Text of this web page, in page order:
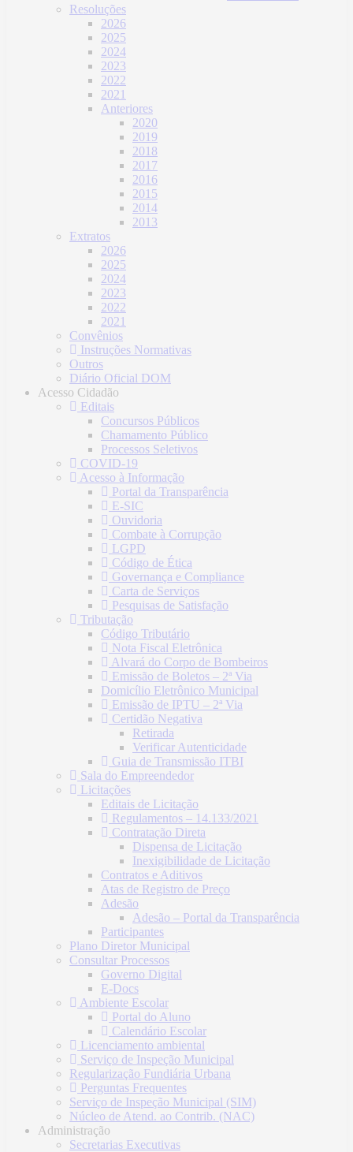
Resoluções
2026
2025
2024
2023
2022
2021
Anteriores
2020
2019
2018
2017
2016
2015
2014
2013
Extratos
2026
2025
2024
2023
2022
2021
Convênios
Instruções Normativas
Outros
Diário Oficial DOM
Acesso Cidadão
Editais
Concursos Públicos
Chamamento Público
Processos Seletivos
COVID-19
Acesso à Informação
Portal da Transparência
E-SIC
Ouvidoria
Combate à Corrupção
LGPD
Código de Ética
Governança e Compliance
Carta de Serviços
Pesquisas de Satisfação
Tributação
Código Tributário
Nota Fiscal Eletrônica
Alvará do Corpo de Bombeiros
Emissão de Boletos – 2ª Via
Domicílio Eletrônico Municipal
Emissão de IPTU – 2ª Via
Certidão Negativa
Retirada
Verificar Autenticidade
Guia de Transmissão ITBI
Sala do Empreendedor
Licitações
Editais de Licitação
Regulamentos – 14.133/2021
Contratação Direta
Dispensa de Licitação
Inexigibilidade de Licitação
Contratos e Aditivos
Atas de Registro de Preço
Adesão
Adesão – Portal da Transparência
Participantes
Plano Diretor Municipal
Consultar Processos
Governo Digital
E-Docs
Ambiente Escolar
Portal do Aluno
Calendário Escolar
Licenciamento ambiental
Serviço de Inspeção Municipal
Regularização Fundiária Urbana
Perguntas Frequentes
Serviço de Inspeção Municipal (SIM)
Núcleo de Atend. ao Contrib. (NAC)
Administração
Secretarias Executivas